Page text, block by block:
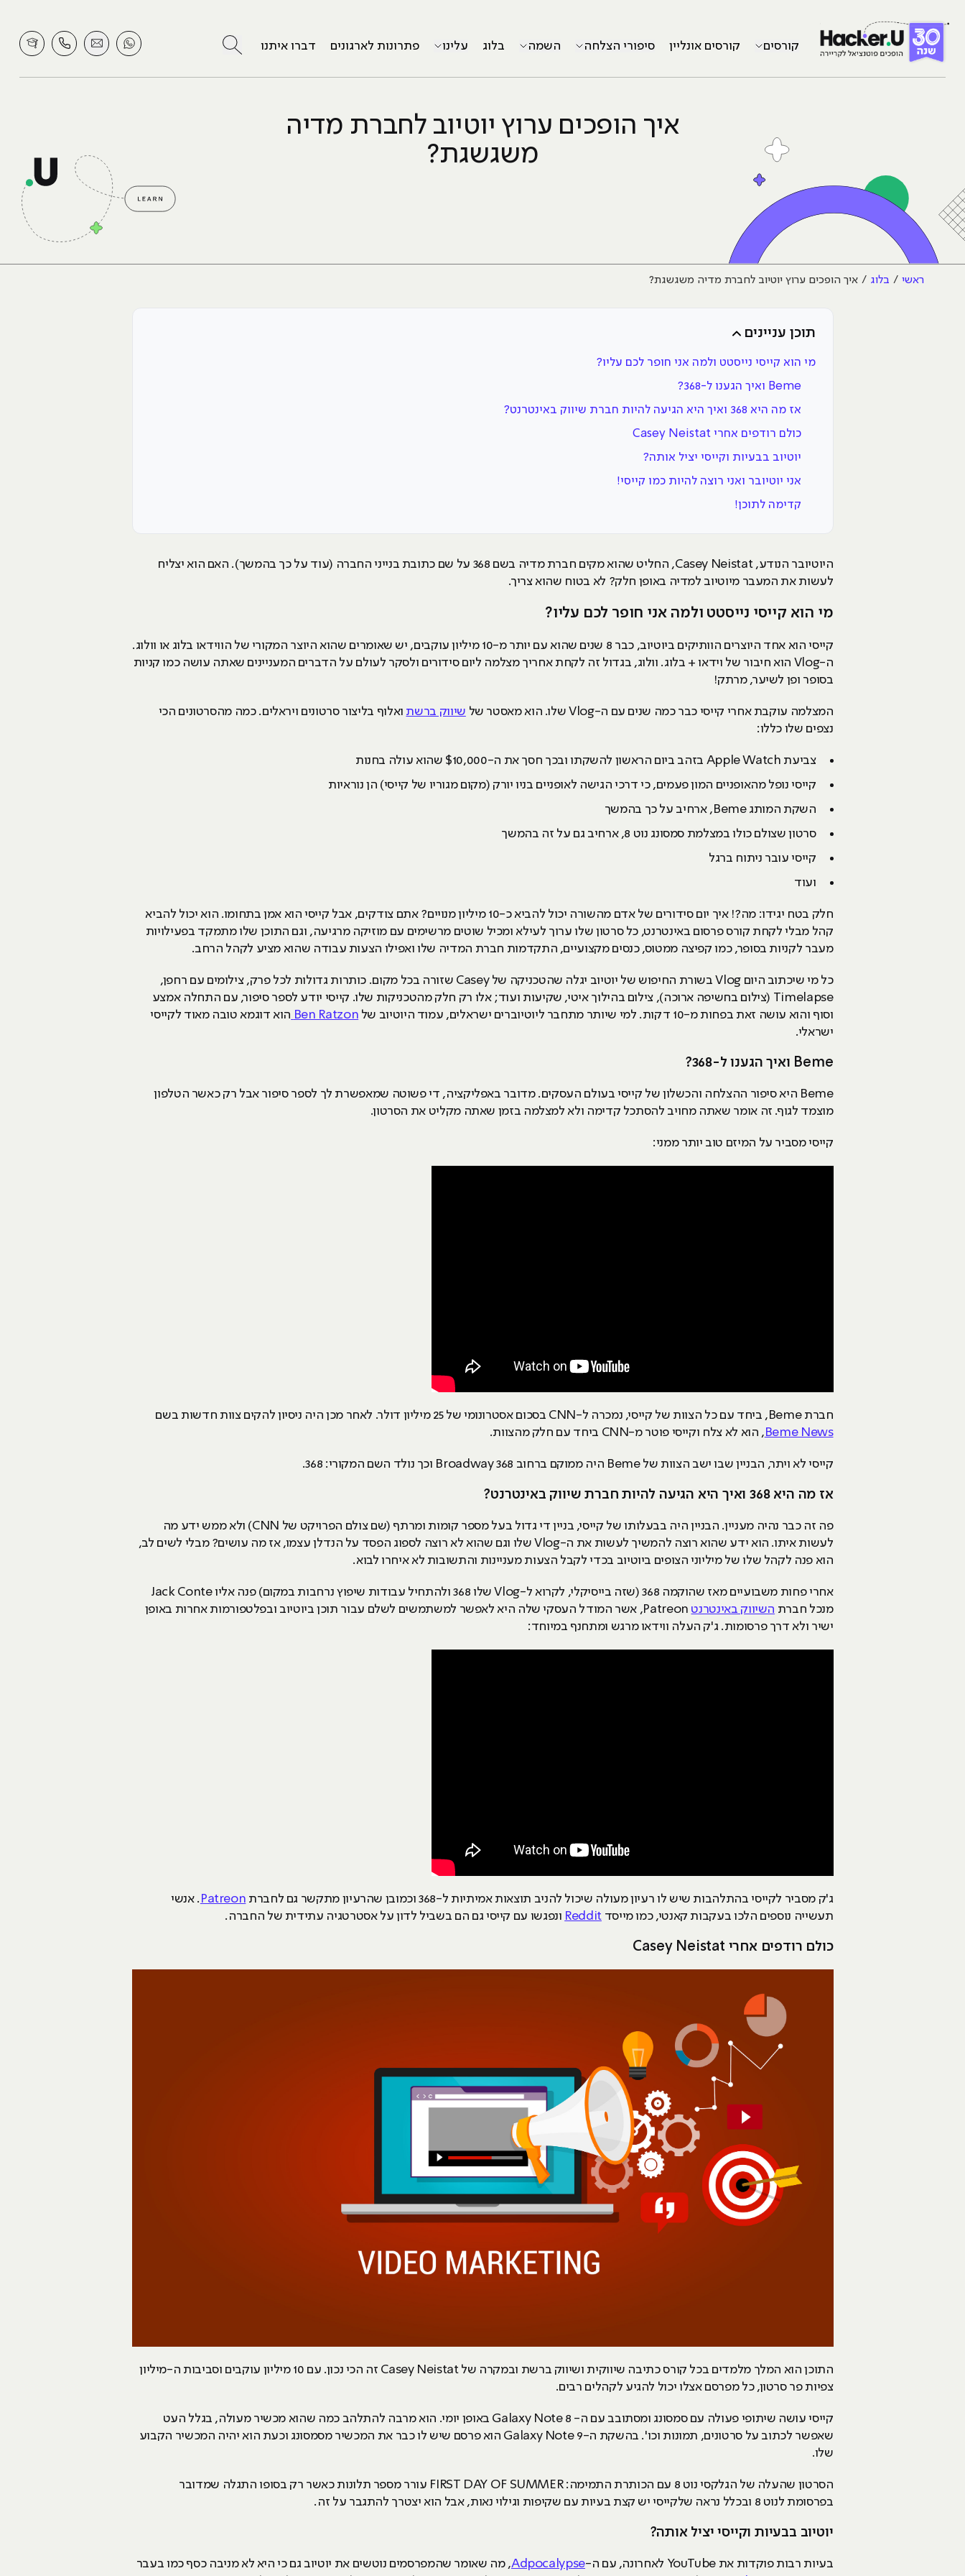
קורסים קורסים אונליין סיפורי הצלחה השמה בלוג עלינו פתרונות לארגונים דברו איתנו לחץ לחיפוש
איך הופכים ערוץ יוטיוב לחברת מדיה
משגשגת?
ראשי בלוג איך הופכים ערוץ יוטיוב לחברת מדיה משגשגת?
תוכן עניינים
מי הוא קייסי נייסטט ולמה אני חופר לכם עליו?
Beme ואיך הגענו ל-368?
אז מה היא 368 ואיך היא הגיעה להיות חברת שיווק באינטרנט?
כולם רודפים אחרי Casey Neistat
יוטיוב בבעיות וקייסי יציל אותה?
אני יוטיובר ואני רוצה להיות כמו קייסי!
קדימה לתוכן!
היוטיובר הנודע, Casey Neistat, החליט שהוא מקים חברת מדיה בשם 368 על שם כתובת בנייני החברה (עוד על כך בהמשך). האם הוא יצליח
לעשות את המעבר מיוטיוב למדיה באופן חלק? לא בטוח שהוא צריך.
מי הוא קייסי נייסטט ולמה אני חופר לכם עליו?
קייסי הוא אחד היוצרים הוותיקים ביוטיוב, כבר 8 שנים שהוא עם יותר מ-10 מיליון עוקבים, יש שאומרים שהוא היוצר המקורי של הווידאו בלוג או וולוג.
ה-Vlog הוא חיבור של וידאו + בלוג. וולוג, בגדול זה לקחת אחריך מצלמה ליום סידורים ולסקר לעולם על הדברים המעניינים שאתה עושה כמו קניות
בסופר ופן לשיער, מרתק!
המצלמה עוקבת אחרי קייסי כבר כמה שנים עם ה-Vlog שלו. הוא מאסטר של שיווק ברשת ואלוף בליצור סרטונים ויראלים. כמה מהסרטונים הכי
נצפים שלו כללו:
צביעת Apple Watch בזהב ביום הראשון להשקתו ובכך חסך את ה-$10,000 שהוא עולה בחנות
קייסי נופל מהאופניים המון פעמים, כי דרכי הגישה לאופניים בניו יורק (מקום מגוריו של קייסי) הן נוראיות
השקת המותג Beme, ארחיב על כך בהמשך
סרטון שצולם כולו במצלמת סמסונג נוט 8, ארחיב גם על זה בהמשך
קייסי עובר ניתוח ברגל
ועוד
חלק בטח יגידו: מה?! איך יום סידורים של אדם מהשורה יכול להביא כ-10 מיליון מנויים? אתם צודקים, אבל קייסי הוא אמן בתחומו. הוא יכול להביא
קהל מבלי לקחת קורס פרסום באינטרנט, כל סרטון שלו ערוך לעילא ומכיל שוטים מרשימים עם מוזיקה מרגיעה, וגם התוכן שלו מתמקד בפעילויות
מעבר לקניות בסופר, כמו קפיצה ממטוס, כנסים מקצועיים, התקדמות חברת המדיה שלו ואפילו הצעות עבודה שהוא מציע לקהל הרחב.
כל מי שיכתוב היום Vlog בשורת החיפוש של יוטיוב יגלה שהטכניקה של Casey שזורה בכל מקום. כותרות גדולות לכל פרק, צילומים עם רחפן,
Timelapse (צילום בחשיפה ארוכה), צילום בהילוך איטי, שקיעות ועוד; אלו רק חלק מהטכניקות שלו. קייסי יודע לספר סיפור, עם התחלה אמצע
וסוף והוא עושה זאת בפחות מ-10 דקות. למי שיותר מתחבר ליוטיוברים ישראלים, עמוד היוטיוב של
Ben Ratzon הוא דוגמא טובה מאוד לקייסי
ישראלי.
Beme ואיך הגענו ל-368?
Beme היא סיפור ההצלחה והכשלון של קייסי בעולם העסקים. מדובר באפליקציה, די פשוטה שמאפשרת לך לספר סיפור אבל רק כאשר הטלפון
מוצמד לגוף. זה אומר שאתה מחויב להסתכל קדימה ולא למצלמה בזמן שאתה מקליט את הסרטון.
קייסי מסביר על המיזם טוב יותר ממני:
חברת Beme, ביחד עם כל הצוות של קייסי, נמכרה ל-CNN בסכום אסטרונומי של 25 מיליון דולר. לאחר מכן היה ניסיון להקים צוות חדשות בשם
Beme News , הוא לא צלח וקייסי פוטר מ-CNN ביחד עם חלק מהצוות.
קייסי לא ויתר, הבניין שבו ישב הצוות של Beme היה ממוקם ברחוב Broadway 368 וכך נולד השם המקורי: 368.
אז מה היא 368 ואיך היא הגיעה להיות חברת שיווק באינטרנט?
פה זה כבר נהיה מעניין. הבניין היה בבעלותו של קייסי, בניין די גדול בעל מספר קומות ומרתף (שם צולם הפרויקט של CNN) ולא ממש ידע מה
לעשות איתו. הוא ידע שהוא רוצה להמשיך לעשות את ה-Vlog שלו וגם שהוא לא רוצה לספוג הפסד על הנדלן עצמו, אז מה עושים? מבלי לשים לב,
הוא פנה לקהל שלו של מיליוני הצופים ביוטיוב בכדי לקבל הצעות מעניינות והתשובות לא איחרו לבוא.
אחרי פחות משבועיים מאז שהוקמה 368 (שזה בייסיקלי, לקרוא ל-Vlog שלו 368 ולהתחיל עבודות שיפוץ נרחבות במקום) פנה אליו Jack Conte
מנכל חברת השיווק באינטרנט
Patreon, אשר המודל העסקי שלה היא לאפשר למשתמשים לשלם עבור תוכן ביוטיוב ובפלטפורמות אחרות באופן
ישיר ולא דרך פרסומות. ג'ק העלה ווידאו מרגש ומתחנף במיוחד:
ג'ק מסביר לקייסי בהתלהבות שיש לו רעיון מעולה שיכול להניב תוצאות אמיתיות ל-368 וכמובן שהרעיון מתקשר גם לחברת Patreon . אנשי
תעשייה נוספים הלכו בעקבות קאנטי, כמו מייסדReddit ונפגשו עם קייסי גם הם בשביל לדון על אסטרטגיה עתידית של החברה.
כולם רודפים אחרי Casey Neistat
התוכן הוא המלך מלמדים בכל קורס כתיבה שיווקית ושיווק ברשת ובמקרה של Casey Neistat זה הכי נכון. עם 10 מיליון עוקבים וסביבות ה-מיליון
צפיות פר סרטון, כל מפרסם אצלו יכול להגיע לקהלים רבים.
קייסי עושה שיתופי פעולה עם סמסונג ומסתובב עם ה- Galaxy Note 8 באופן יומי. הוא מרבה להתלהב כמה שהוא מכשיר מעולה, בגלל העט
שאפשר לכתוב על סרטונים, תמונות וכו'. בהשקת ה-Galaxy Note 9 הוא פרסם שיש לו כבר את המכשיר מסמסונג וכעת הוא יהיה המכשיר הקבוע
שלו.
הסרטון שהעלה של הגלקסי נוט 8 עם הכותרת התמימה: FIRST DAY OF SUMMER עורר מספר תלונות כאשר רק בסופו התגלה שמדובר
בפרסומת לנוט 8 ובכלל נראה שלקייסי יש קצת בעיות עם שקיפות וגילוי נאות, אבל הוא יצטרך להתגבר על זה.
יוטיוב בבעיות וקייסי יציל אותה?
בעיות רבות פוקדות את YouTube לאחרונה, עם ה- Adpocalypse, מה שאומר שהמפרסמים נוטשים את יוטיוב גם כי היא לא מניבה כסף כמו בעבר